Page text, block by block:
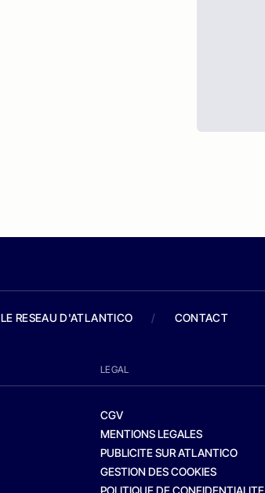
LE RESEAU D'ATLANTICO / CONTACT
LEGAL
CGV
MENTIONS LEGALES
PUBLICITE SUR ATLANTICO
GESTION DES COOKIES
POLITIQUE DE CONFIDENTIALITE